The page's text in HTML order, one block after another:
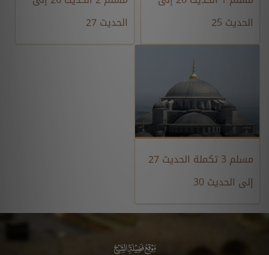
الحديث 25
الحديث 27
مسلم 3 تكملة الحديث 27
إلى الحديث 30